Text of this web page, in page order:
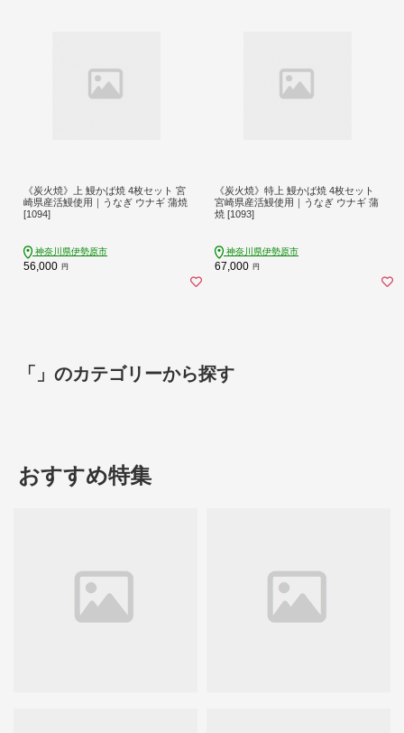
《炭火焼》上 鰻かば焼 4枚セット 宮
崎県産活鰻使用｜うなぎ ウナギ 蒲焼
[1094]
神奈川県伊勢原市
56,000 円
《炭火焼》特上 鰻かば焼 4枚セット
宮崎県産活鰻使用｜うなぎ ウナギ 蒲
焼 [1093]
神奈川県伊勢原市
67,000 円
「」のカテゴリーから探す
おすすめ特集